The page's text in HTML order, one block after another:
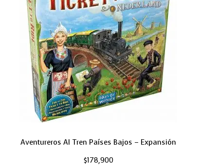
Aventureros Al Tren Países Bajos – Expansión
$178,900